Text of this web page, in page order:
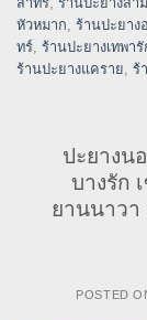
หัวหมาก, ร้านปะยา
ทร์, ร้านปะยางเทพา
ร้านปะยางแคราย, ร้
ปะยางน
บางรัก
ยานนาวา
POSTED